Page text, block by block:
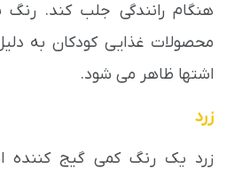
هنگام رانندگی جلب کند. رنگ
محصولات غذایی کودکان به
اشتها ظاهر می شود.
زرد
زرد یک رنگ کمی گیج کننده